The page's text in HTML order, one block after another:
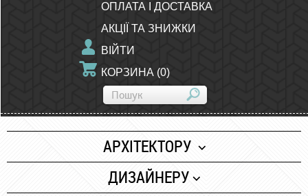
ОПЛАТА І ДОСТАВКА
АКЦІЇ ТА ЗНИЖКИ
ВІЙТИ
КОРЗИНА (0)
АРХІТЕКТОРУ
Папір
ДИЗАЙНЕРУ